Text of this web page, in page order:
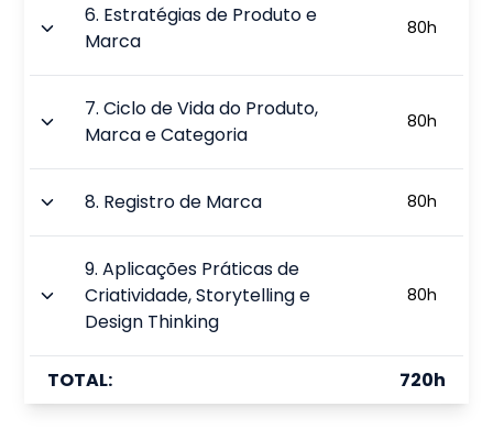
6. Estratégias de Produto e
Marca
80h
7.Ciclo de Vida do Produto,
Marca e Categoria
80h
8. Registro de Marca 80h
9.Aplicações Práticas de
Criatividade, Storytelling e
Design Thinking
80h
TOTAL: 720h